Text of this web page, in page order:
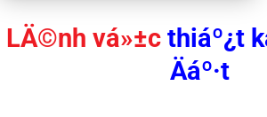
LÄ©nh vá»±c thiáº¿t
Äáº·t